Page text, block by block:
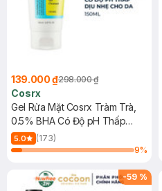
139.000 ₫298.000 ₫
Cosrx
Gel Rửa Mặt Cosrx Tràm Trà,
0.5% BHA Có Độ pH Thấp
150ml
5.0
(173)
9%
-59 %